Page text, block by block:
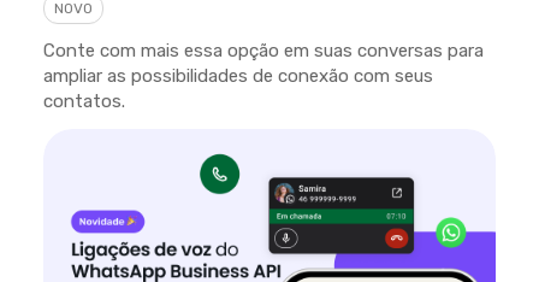
NOVO
Conte com mais essa opção em suas conversas para
ampliar as possibilidades de conexão com seus
contatos.